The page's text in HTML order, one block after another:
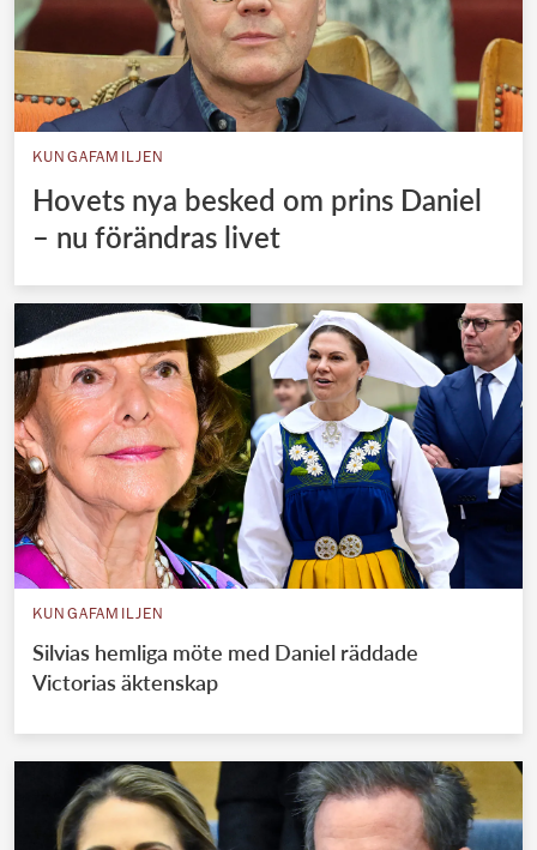
KUNGAFAMILJEN
Hovets nya besked om prins Daniel
– nu förändras livet
KUNGAFAMILJEN
Silvias hemliga möte med Daniel räddade
Victorias äktenskap